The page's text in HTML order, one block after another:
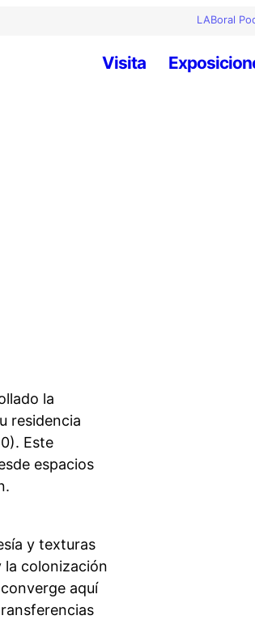
LABoral
Visita
la
residencia
Este
espacios
y texturas
colonización
aquí